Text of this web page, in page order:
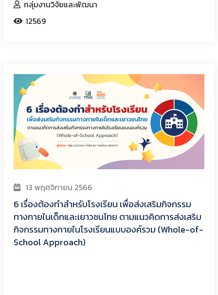
กลุ่มงานวิจัยและพัฒนา
12569
13 พฤศจิกายน 2566
6 เรื่องต้องทำสำหรับโรงเรียน เพื่อส่งเสริมกิจกรรม
ทางกายในเด็กและเยาวชนไทย ตามแนวคิดการส่งเสริม
กิจกรรมทางกายในโรงเรียนแบบองค์รวม (Whole-of-
School Approach)